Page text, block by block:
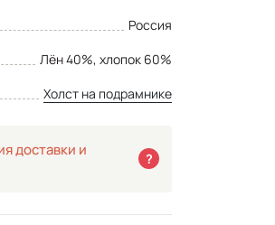
Россия
Лён 40%, хлопок 60%
Холст на подрамнике
доставки и
?